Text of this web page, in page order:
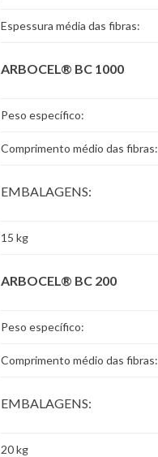
Espessura média das fibras:
ARBOCEL® BC 1000
Peso específico:
Comprimento médio das fibras:
EMBALAGENS:
15 kg
ARBOCEL® BC 200
Peso específico:
Comprimento médio das fibras:
EMBALAGENS:
20 kg